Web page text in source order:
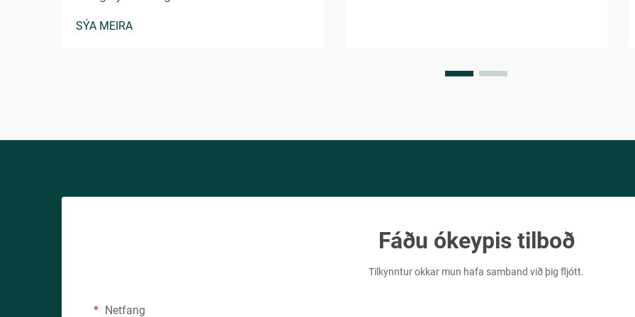
á milli nútímans neytenda í fjölbreyttum
SÝA MEIRA
Fáðu ókeypis tilboð
Tilkynntur okkar mun hafa samband við þig fljótt.
Netfang